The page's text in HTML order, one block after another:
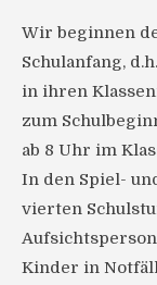
Wir beginnen
Schulanfang,
in ihren
zum
ab 8 Uhr im
In den Spiel-
vierten
Kinder in